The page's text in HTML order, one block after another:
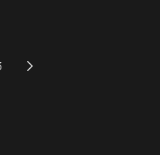
と、さらにその奥に地下壕へと続く
隠し扉が現れる。奥へ進もうとする